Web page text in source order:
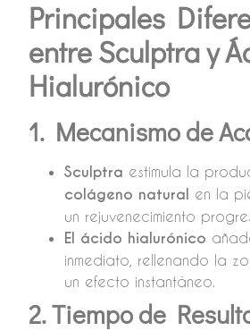
Principales
entre Sculptra y
Hialurónico
1. Mecanismo de
Sculptra estimula la
colágeno natural en la
un rejuvenecimiento
El ácido hialurónico
inmediato, rellenando la
un efecto instantáneo.
2. Tiempo de